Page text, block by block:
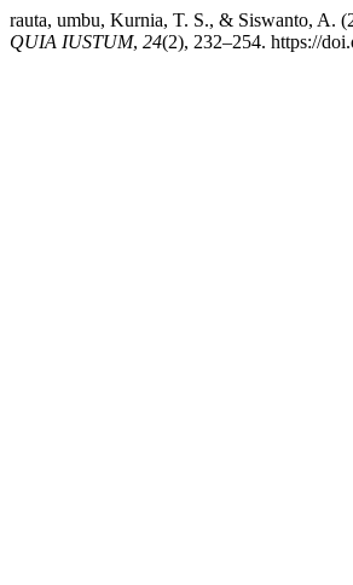
rauta, umbu, Kurnia, T. S., & Siswanto, A.
QUIA IUSTUM, 24(2), 232–254. https://